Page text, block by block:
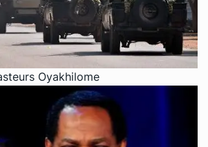
Oyakhilome